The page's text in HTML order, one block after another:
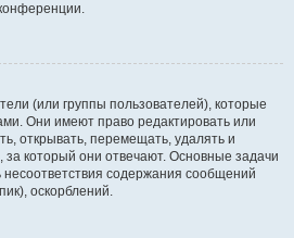
(или группы пользователей), которые
Они имеют право редактировать или
открывать, перемещать, удалять и
который они отвечают. Основные задачи
содержания сообщений
оскорблений.